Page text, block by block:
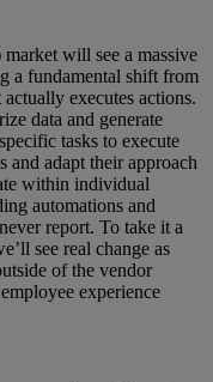
will see a massive
a fundamental shift from
executes actions.
data and generate
tasks to execute
and adapt their approach
within individual
automations and
report. To take it a
see real change as
of the vendor
experience